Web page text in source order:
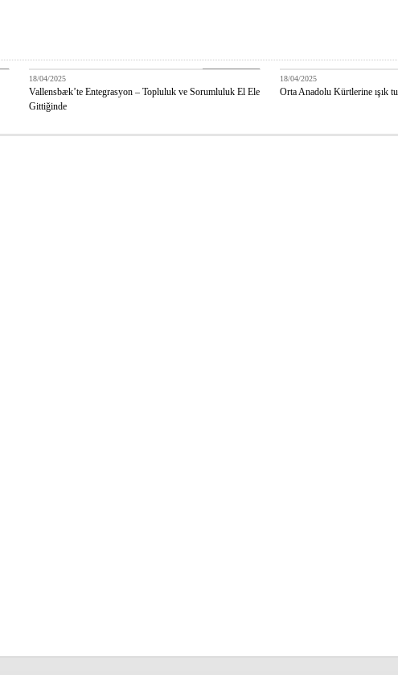
18/04/2025
Vallensbæk’te Entegrasyon – Topluluk ve Sorumluluk El Ele
Gittiğinde
18/04/2025
Orta Anadolu Kürtlerine ışık